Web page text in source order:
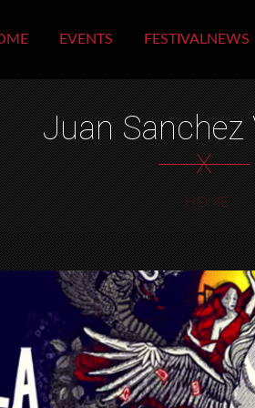
EVENTS FESTIVALNEWS
Juan Sanchez
X
HOME